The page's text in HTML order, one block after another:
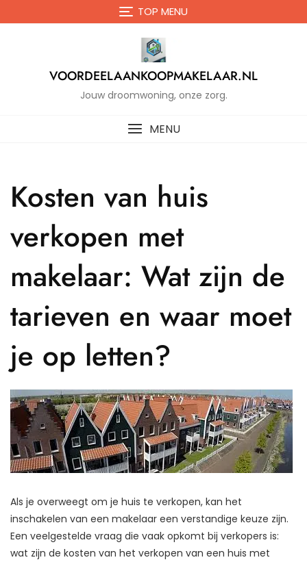
de
TOP MENU
VOORDEELAANKOOPMAKELAAR.NL
Jouw droomwoning, onze zorg.
MENU
Kosten van huis
verkopen met
makelaar: Wat zijn de
tarieven en waar moet
je op letten?
Als je overweegt om je huis te verkopen, kan het
inschakelen van een makelaar een verstandige keuze zijn.
Een veelgestelde vraag die vaak opkomt bij verkopers is:
wat zijn de kosten van het verkopen van een huis met